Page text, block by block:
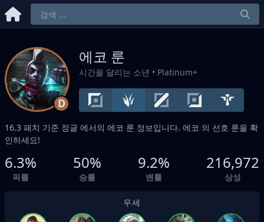
D
에코 룬
시간을 달리는 소년 • Platinum+
16.3 패치 기준 정글 에서의 에코 룬 정보입니다. 에코 의 선호 룬을 확
인하세요!
6.3%
픽률
50%
승률
9.2%
밴률
216,972
상성
우세